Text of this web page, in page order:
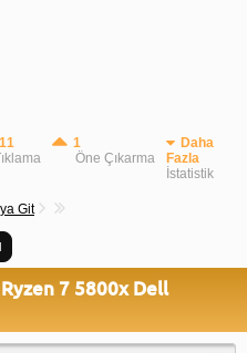
1
Öne Çıkarma
Daha
Fazla
İstatistik
Git
7 5800x Dell